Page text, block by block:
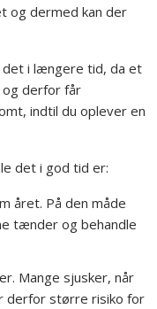
og dermed kan der
det i længere tid, da et
og derfor får
indtil du oplever en
det i god tid er:
året. På den måde
tænder og behandle
Mange sjusker, når
derfor større risiko for